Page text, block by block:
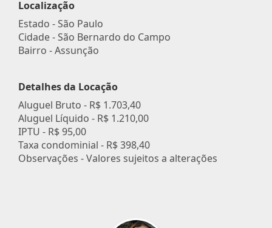
Localização
Estado -São Paulo
Cidade -São Bernardo do Campo
Bairro -Assunção
Detalhes da Locação
Aluguel Bruto - R$ 1.703,40
Aluguel Líquido - R$ 1.210,00
IPTU - R$ 95,00
Taxa condominial - R$ 398,40
Observações - Valores sujeitos a alterações